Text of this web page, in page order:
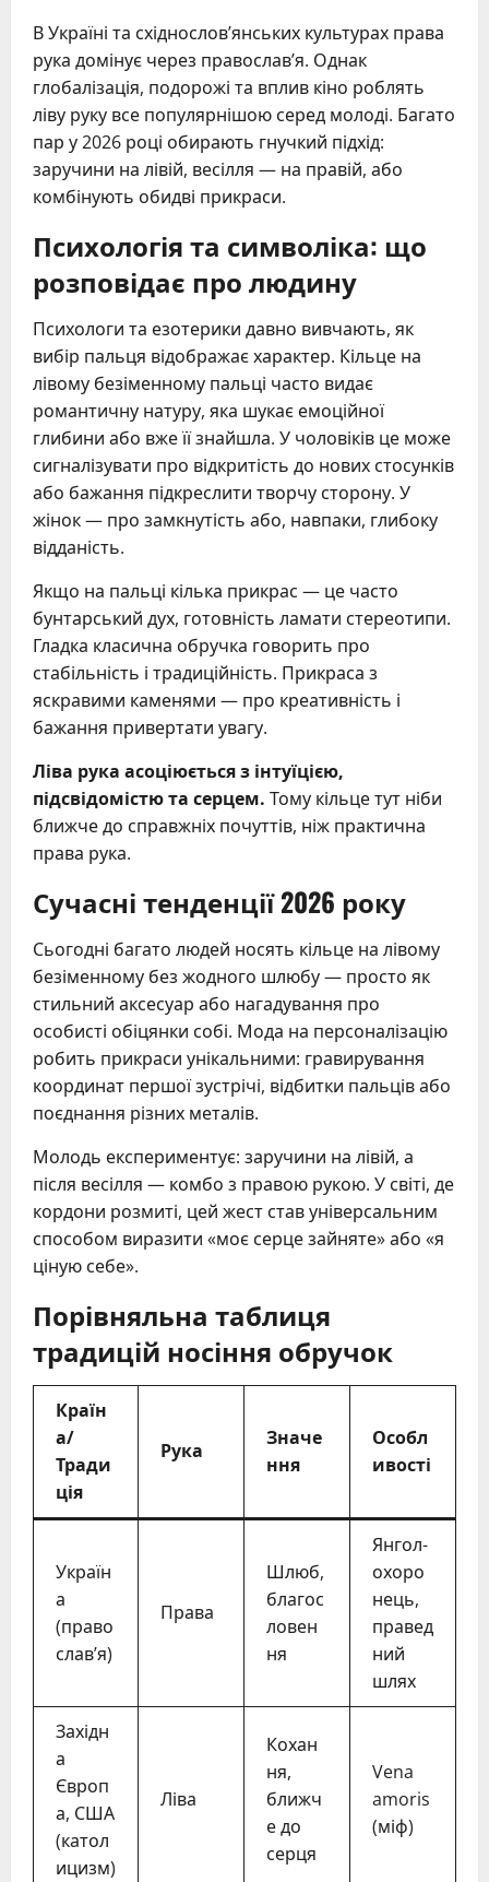
В Україні та східнослов’янських культурах права
рука домінує через православ’я. Однак
глобалізація, подорожі та вплив кіно роблять
ліву руку все популярнішою серед молоді. Багато
пар у 2026 році обирають гнучкий підхід:
заручини на лівій, весілля — на правій, або
комбінують обидві прикраси.
Психологія та символіка: що
розповідає про людину
Психологи та езотерики давно вивчають, як
вибір пальця відображає характер. Кільце на
лівому безіменному пальці часто видає
романтичну натуру, яка шукає емоційної
глибини або вже її знайшла. У чоловіків це може
сигналізувати про відкритість до нових стосунків
або бажання підкреслити творчу сторону. У
жінок — про замкнутість або, навпаки, глибоку
відданість.
Якщо на пальці кілька прикрас — це часто
бунтарський дух, готовність ламати стереотипи.
Гладка класична обручка говорить про
стабільність і традиційність. Прикраса з
яскравими каменями — про креативність і
бажання привертати увагу.
Ліва рука асоціюється з інтуїцією,
підсвідомістю та серцем. Тому кільце тут ніби
ближче до справжніх почуттів, ніж практична
права рука.
Сучасні тенденції 2026 року
Сьогодні багато людей носять кільце на лівому
безіменному без жодного шлюбу — просто як
стильний аксесуар або нагадування про
особисті обіцянки собі. Мода на персоналізацію
робить прикраси унікальними: гравирування
координат першої зустрічі, відбитки пальців або
поєднання різних металів.
Молодь експериментує: заручини на лівій, а
після весілля — комбо з правою рукою. У світі, де
кордони розмиті, цей жест став універсальним
способом виразити «моє серце зайняте» або «я
ціную себе».
Порівняльна таблиця
традицій носіння обручок
Країн
а/
Тради
ція
Рука
Значе
ння
Особл
ивості
Україн
а
(право
слав’я)
Права
Шлюб,
благос
ловен
ня
Янгол-
охоро
нець,
правед
ний
шлях
Західн
а
Європ
а, США
(катол
ицизм)
Ліва
Кохан
ня,
ближч
е до
серця
Vena
amoris
(міф)